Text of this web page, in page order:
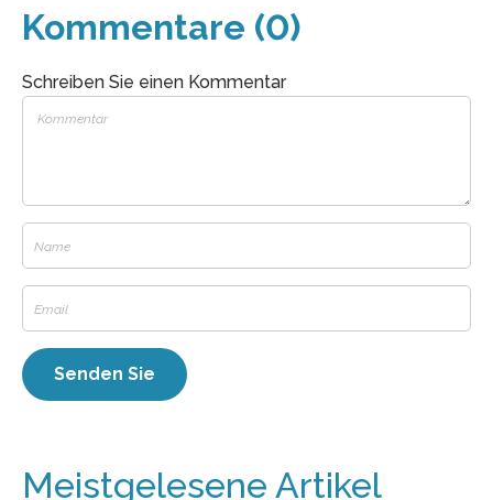
Kommentare (0)
Schreiben Sie einen Kommentar
Meistgelesene Artikel